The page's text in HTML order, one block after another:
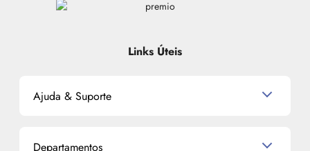
Links Úteis
Ajuda & Suporte
Departamentos